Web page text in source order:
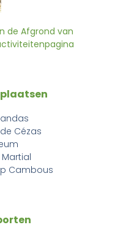
de Afgrond van
Cézas
Martial
Cambous